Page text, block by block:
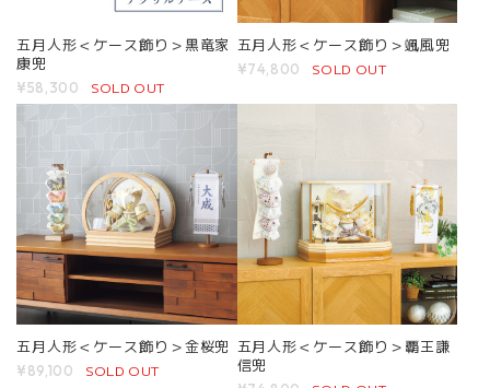
五月人形＜ケース飾り＞黒竜家
康兜
¥58,300 SOLD OUT
五月人形＜ケース飾り＞颯風兜
¥74,800 SOLD OUT
五月人形＜ケース飾り＞金桜兜
¥89,100 SOLD OUT
五月人形＜ケース飾り＞覇王謙
信兜